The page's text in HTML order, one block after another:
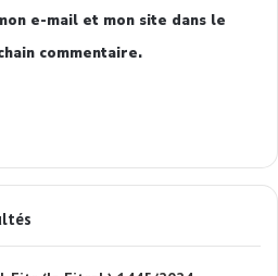
e-mail et mon site dans le
commentaire.